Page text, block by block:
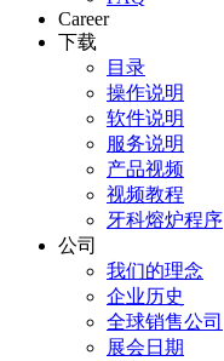
Career
下载
目录
操作说明
软件说明
服务说明
产品视频
视频教程
牙科熔炉程序
公司
我们的理念
企业历史
全球销售公司
展会日期